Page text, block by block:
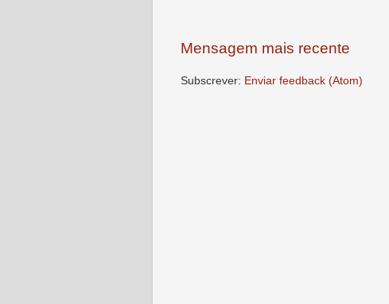
Mensagem mais recente
Subscrever: Enviar feedback (Atom)